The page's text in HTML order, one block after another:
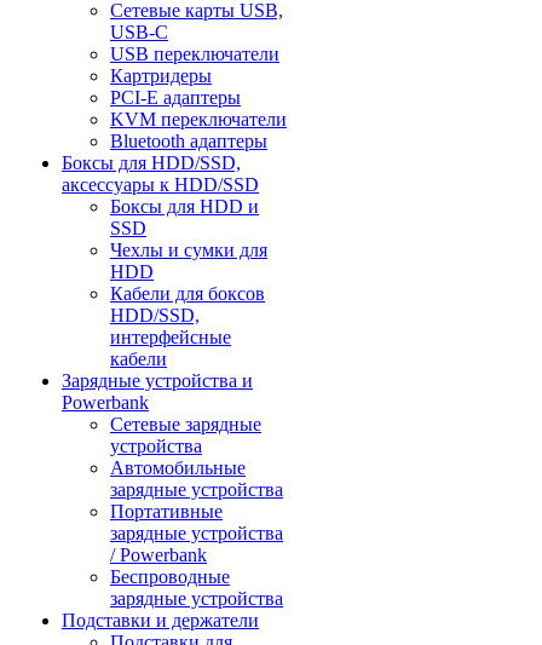
Сетевые карты USB,
USB-C
USB переключатели
Картридеры
PCI-E адаптеры
KVM переключатели
Bluetooth адаптеры
Боксы для HDD/SSD,
аксессуары к HDD/SSD
Боксы для HDD и
SSD
Чехлы и сумки для
HDD
Кабели для боксов
HDD/SSD,
интерфейсные
кабели
Зарядные устройства и
Powerbank
Сетевые зарядные
устройства
Автомобильные
зарядные устройства
Портативные
зарядные устройства
/ Powerbank
Беспроводные
зарядные устройства
Подставки и держатели